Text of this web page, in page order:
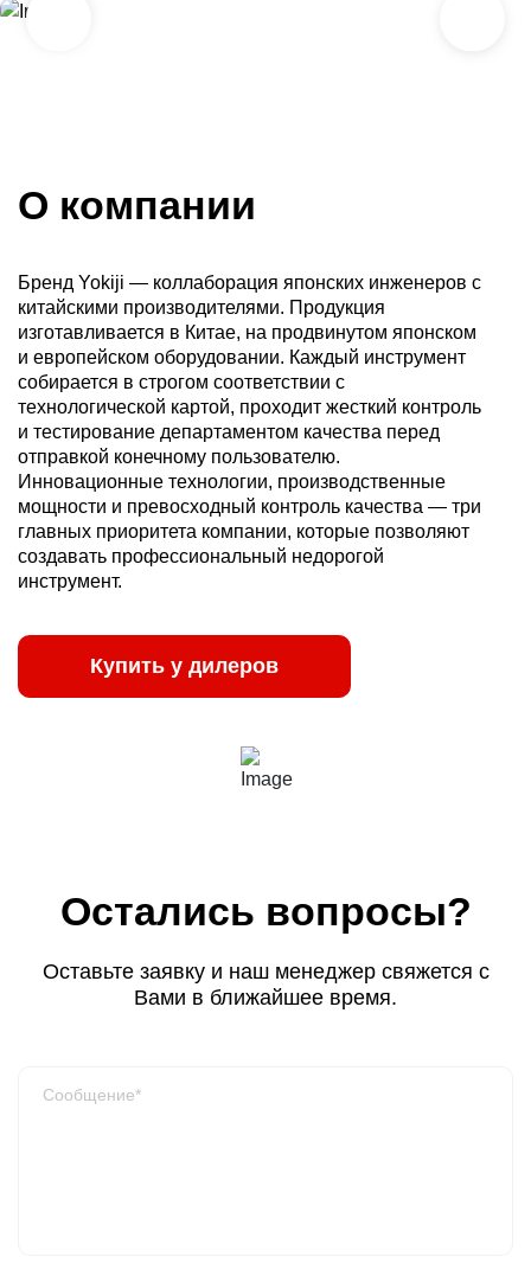
О компании
Бренд Yokiji — коллаборация японских инженеров с
китайскими производителями. Продукция
изготавливается в Китае, на продвинутом японском
и европейском оборудовании. Каждый инструмент
собирается в строгом соответствии с
технологической картой, проходит жесткий контроль
и тестирование департаментом качества перед
отправкой конечному пользователю.
Инновационные технологии, производственные
мощности и превосходный контроль качества — три
главных приоритета компании, которые позволяют
создавать профессиональный недорогой
инструмент.
Купить у дилеров
Остались вопросы?
Оставьте заявку и наш менеджер свяжется с
Вами в ближайшее время.